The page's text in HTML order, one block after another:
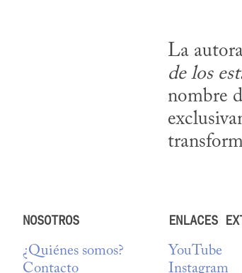
La
de los
nombre
NOSOTROS
¿Quiénes somos?
Contacto
ENLACES
YouTube
Instagram